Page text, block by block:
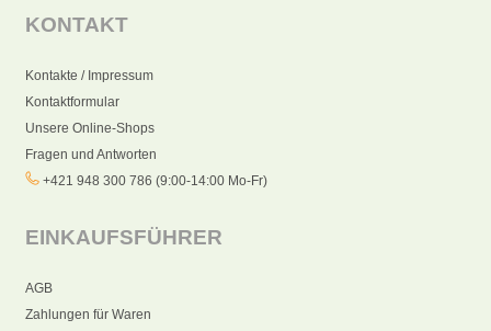
KONTAKT
Kontakte / Impressum
Kontaktformular
Unsere Online-Shops
Fragen und Antworten
+421 948 300 786 (9:00-14:00 Mo-Fr)
EINKAUFSFÜHRER
AGB
Zahlungen für Waren